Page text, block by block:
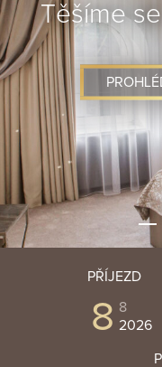
Těšíme
PŘÍJEZD
8 8
2026